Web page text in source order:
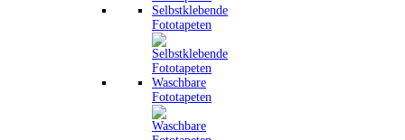
Selbstklebende
Fototapeten
Waschbare
Fototapeten